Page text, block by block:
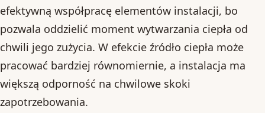
efektywną współpracę elementów instalacji, bo
pozwala oddzielić moment wytwarzania ciepła od
chwili jego zużycia. W efekcie źródło ciepła może
pracować bardziej równomiernie, a instalacja ma
większą odporność na chwilowe skoki
zapotrzebowania.